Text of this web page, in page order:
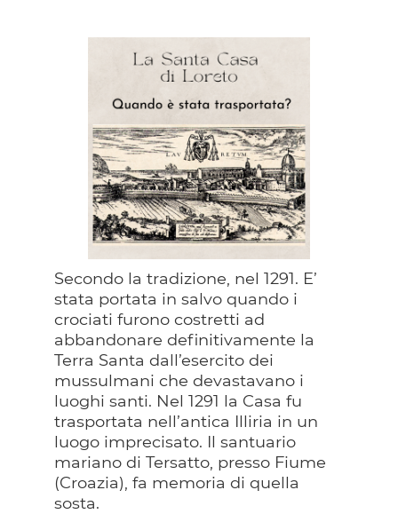
Secondo la tradizione, nel 1291. E’
stata portata in salvo quando i
crociati furono costretti ad
abbandonare definitivamente la
Terra Santa dall’esercito dei
mussulmani che devastavano i
luoghi santi. Nel 1291 la Casa fu
trasportata nell’antica Illiria in un
luogo imprecisato. Il santuario
mariano di Tersatto, presso Fiume
(Croazia), fa memoria di quella
sosta.